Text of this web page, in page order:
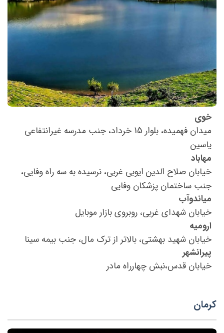
خوی
میدان فهمیده، بلوار 15 خرداد، جنب مدرسه غیرانتفاعی
یاسین
مهاباد
خیابان صلاح الدین ایوبی غربی، نرسیده به سه راه وفایی،
جنب ساختمان پزشکان وفایی
میاندوآب
خیابان شهدای غربی، روبروی بازار موبایل
ارومیه
خیابان شهید بهشتی، بالاتر از ترک مال، جنب بیمه سینا
پیرانشهر
خیابان قدس،نبش چهارراه مادر
کرمان